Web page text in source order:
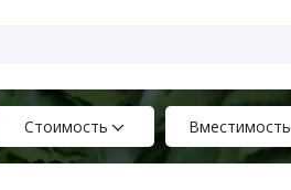
Стоимость Вместимость